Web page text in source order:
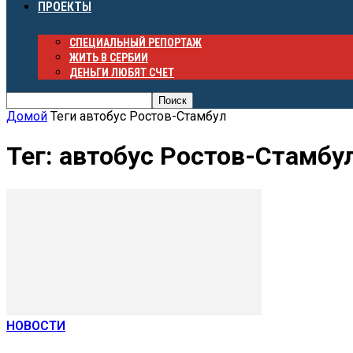
ПРОЕКТЫ
СПЕЦИАЛЬНЫЙ РЕПОРТАЖ
ЖИТЬ В СЕРБИИ
ДЕНЬГИ ЛЮБЯТ СЧЕТ
Домой Теги автобус Ростов-Стамбул
Тег: автобус Ростов-
НОВОСТИ